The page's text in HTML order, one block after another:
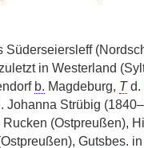
Süderseiersleff
in Westerland
b. Magdeburg, Td.
Johanna Strübig
(Ostpreußen),
Gutsbes.